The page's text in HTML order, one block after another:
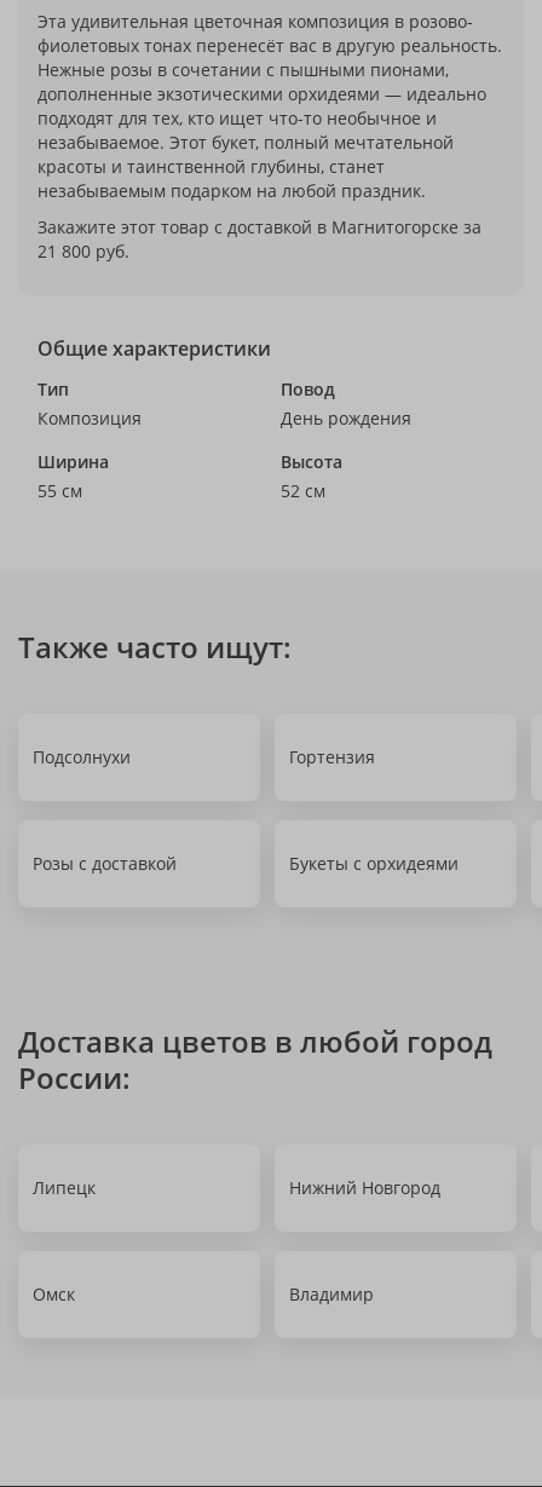
Эта удивительная цветочная композиция в розово-
фиолетовых тонах перенесёт вас в другую реальность.
Нежные розы в сочетании с пышными пионами,
дополненные экзотическими орхидеями — идеально
подходят для тех, кто ищет что-то необычное и
незабываемое. Этот букет, полный мечтательной
красоты и таинственной глубины, станет
незабываемым подарком на любой праздник.
Закажите этот товар с доставкой в Магнитогорске за
21 800 руб.
Общие характеристики
Тип
Композиция
Повод
День рождения
Ширина
55 см
Высота
52 см
Также часто ищут:
Подсолнухи Гортензия
Розы с доставкой Букеты с орхидеями
Доставка цветов в любой город
России:
Липецк Нижний Новгород
Омск Владимир